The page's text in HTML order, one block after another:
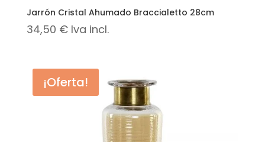
Jarrón Cristal Ahumado Braccialetto 28cm
34,50 € Iva incl.
¡Oferta!